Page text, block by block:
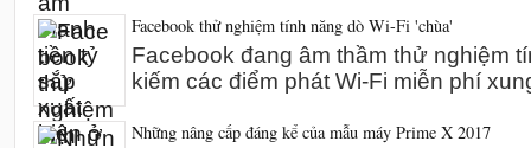
Facebook thử nghiệm tính năng dò Wi-Fi 'chùa'
Facebook đang âm thầm thử nghiệm
kiếm các điểm phát Wi-Fi miễn phí
Những nâng cấp đáng kể của mẫu máy Prime X 2017